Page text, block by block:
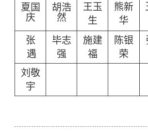
夏国
庆
胡浩
然
王玉
生
熊新
华
张
遇
毕志
强
施建
福
陈银
荣
刘敬
宇